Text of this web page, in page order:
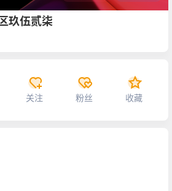
玖伍贰柒
关注 粉丝 收藏